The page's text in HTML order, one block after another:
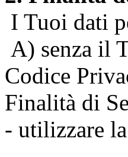
I Tuoi dati
A) senza il
Codice
Finalità di
- utilizzare